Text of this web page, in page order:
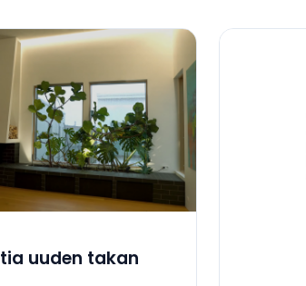
uuden takan